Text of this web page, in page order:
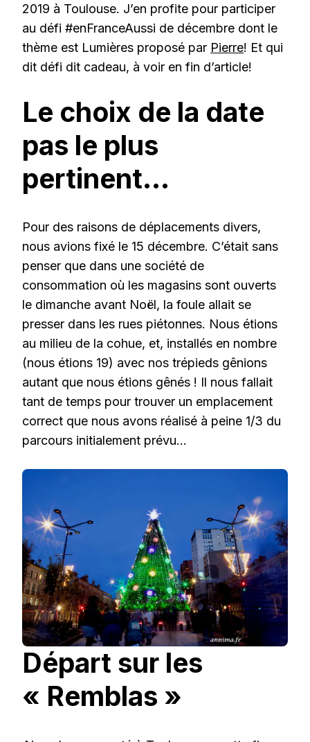
2019 à Toulouse. J’en profite pour participer
au défi #enFranceAussi de décembre dont le
thème est Lumières proposé par Pierre! Et qui
dit défi dit cadeau, à voir en fin d’article!
Le choix de la date
pas le plus
pertinent…
Pour des raisons de déplacements divers,
nous avions fixé le 15 décembre. C’était sans
penser que dans une société de
consommation où les magasins sont ouverts
le dimanche avant Noël, la foule allait se
presser dans les rues piétonnes. Nous étions
au milieu de la cohue, et, installés en nombre
(nous étions 19) avec nos trépieds gênions
autant que nous étions gênés ! Il nous fallait
tant de temps pour trouver un emplacement
correct que nous avons réalisé à peine 1/3 du
parcours initialement prévu…
Départ sur les
« Remblas »